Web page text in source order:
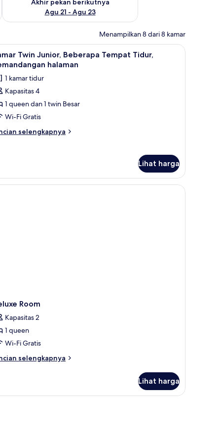
Akhir pekan berikutnya
Agu 21 - Agu 23
Menampilkan 8 dari 8 kamar
premium, dan minibar Seprai katun Mesir, seprai premium, dan
9
Twin Junior, Beberapa Tempat Tidur,
halaman
1 kamar tidur
Kapasitas 4
1 queen dan 1 twin Besar
Wi-Fi Gratis
selengkapnya
Lihat harga
Tidur, pemandangan halaman | Seprai katun Mesir, seprai premium, dan
Room
Kapasitas 2
1 queen
Wi-Fi Gratis
selengkapnya
Lihat harga